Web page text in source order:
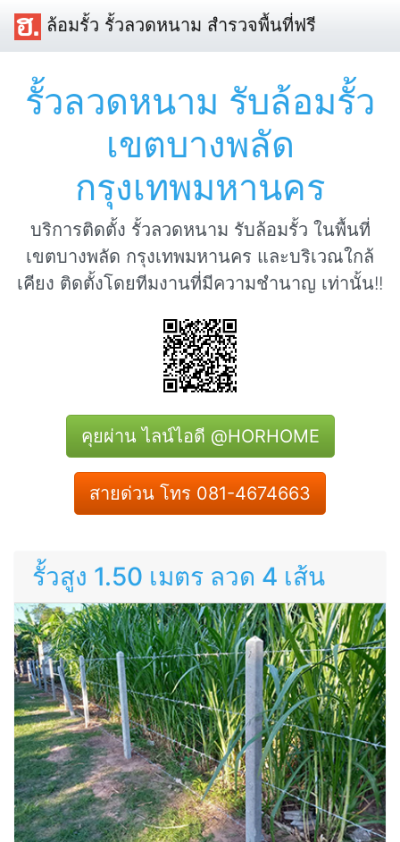
ล้อมรั้ว รั้วลวดหนาม สำรวจพื้นที่ฟรี
รั้วลวดหนาม รับล้อมรั้ว
เขตบางพลัด
กรุงเทพมหานคร
บริการติดตั้ง รั้วลวดหนาม รับล้อมรั้ว ในพื้นที่
เขตบางพลัด กรุงเทพมหานคร และบริเวณใกล้
เคียง ติดตั้งโดยทีมงานที่มีความชำนาญ เท่านั้น!!
คุยผ่าน ไลน์ไอดี @HORHOME
สายด่วน โทร 081-4674663
รั้วสูง 1.50 เมตร ลวด 4 เส้น